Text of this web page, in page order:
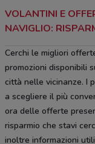
VOLANTINI E
NAVIGLIO:
Cerchi le migliori
promozioni disponibili
città nelle vicinanze. I
a scegliere il più
ora delle offerte
risparmio che stavi
inoltre informazioni